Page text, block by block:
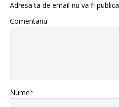
Adresa ta de email nu va fi
Comentariu
Nume*